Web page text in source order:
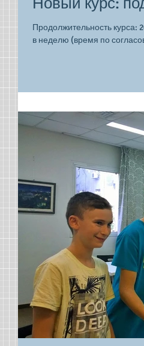
Продолжительность курса:
в неделю (время по